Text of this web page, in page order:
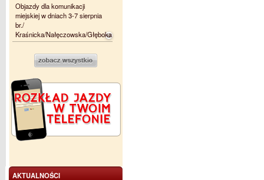
Objazdy dla komunikacji
miejskiej w dniach 3-7 sierpnia
br./
Kraśnicka/Nałęczowska/Głęboka
AKTUALNOŚCI